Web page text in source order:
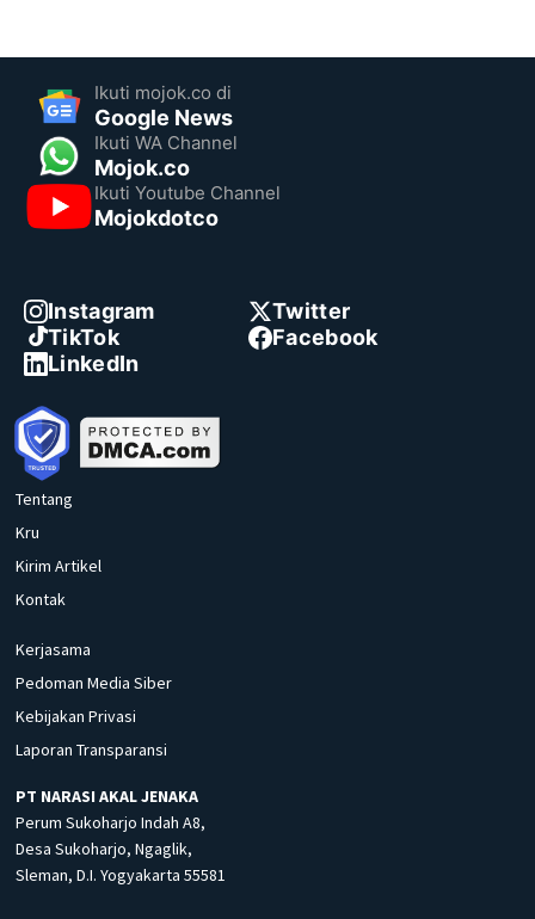
Ikuti mojok.co di
Google News
Ikuti WA Channel
Mojok.co
Ikuti Youtube Channel
Mojokdotco
Instagram
Twitter
TikTok
Facebook
LinkedIn
Tentang
Kru
Kirim Artikel
Kontak
Kerjasama
Pedoman Media Siber
Kebijakan Privasi
Laporan Transparansi
PT NARASI AKAL JENAKA
Perum Sukoharjo Indah A8,
Desa Sukoharjo, Ngaglik,
Sleman, D.I. Yogyakarta 55581